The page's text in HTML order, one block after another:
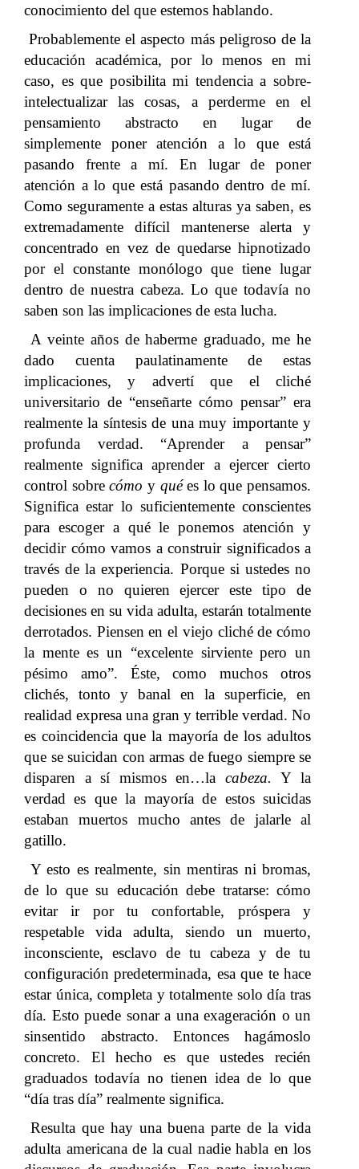
conocimiento del que estemos hablando.
Probablemente el aspecto más peligroso de la
educación académica, por lo menos en mi
caso, es que posibilita mi tendencia a sobre-
intelectualizar las cosas, a perderme en el
pensamiento abstracto en lugar de
simplemente poner atención a lo que está
pasando frente a mí. En lugar de poner
atención a lo que está pasando dentro de mí.
Como seguramente a estas alturas ya saben, es
extremadamente difícil mantenerse alerta y
concentrado en vez de quedarse hipnotizado
por el constante monólogo que tiene lugar
dentro de nuestra cabeza. Lo que todavía no
saben son las implicaciones de esta lucha.
A veinte años de haberme graduado, me he
dado cuenta paulatinamente de estas
implicaciones, y advertí que el cliché
universitario de “enseñarte cómo pensar” era
realmente la síntesis de una muy importante y
profunda verdad. “Aprender a pensar”
realmente significa aprender a ejercer cierto
control sobrecómo y quées lo que pensamos.
Significa estar lo suficientemente conscientes
para escoger a qué le ponemos atención y
decidir cómo vamos a construir significados a
través de la experiencia. Porque si ustedes no
pueden o no quieren ejercer este tipo de
decisiones en su vida adulta, estarán totalmente
derrotados. Piensen en el viejo cliché de cómo
la mente es un “excelente sirviente pero un
pésimo amo”. Éste, como muchos otros
clichés, tonto y banal en la superficie, en
realidad expresa una gran y terrible verdad. No
es coincidencia que la mayoría de los adultos
que se suicidan con armas de fuego siempre se
disparen a sí mismos en…la cabeza.Y la
verdad es que la mayoría de estos suicidas
estaban muertos mucho antes de jalarle al
gatillo.
Y esto es realmente, sin mentiras ni bromas,
de lo que su educación debe tratarse: cómo
evitar ir por tu confortable, próspera y
respetable vida adulta, siendo un muerto,
inconsciente, esclavo de tu cabeza y de tu
configuración predeterminada, esa que te hace
estar única, completa y totalmente solo día tras
día. Esto puede sonar a una exageración o un
sinsentido abstracto. Entonces hagámoslo
concreto. El hecho es que ustedes recién
graduados todavía no tienen idea de lo que
“día tras día” realmente significa.
Resulta que hay una buena parte de la vida
adulta americana de la cual nadie habla en los